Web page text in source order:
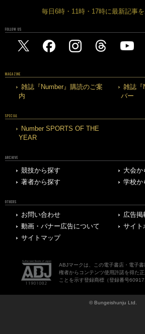
毎日6時・11時・17時に最新記事
FOLLOW US
MAGAZINE
雑誌『Number』購読のご案
内
雑誌『
バー
SPECIAL
Number SPORTS OF THE
YEAR
ARCHIVE
競技から探す
大会か
著者から探す
学校か
OTHERS
お問い合わせ
広告掲
動画・バナー広告について
サイト
サイトマップ
ABJマークは、この電子書店・電子
権者からコンテンツ使用許諾を得た
ことを示す登録商標（登録番号
© Bungeishunju Ltd.